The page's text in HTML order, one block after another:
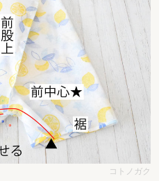
コトノガク